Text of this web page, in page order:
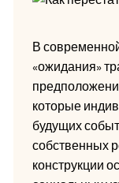
В
«ожидания»
которые
будущих
собственных
конструкции